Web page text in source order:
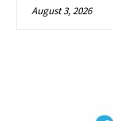
August 3, 2026